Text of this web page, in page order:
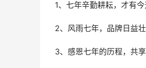
1、七年辛勤耕耘，才有
2、风雨七年，品牌日益
3、感恩七年的历程，共